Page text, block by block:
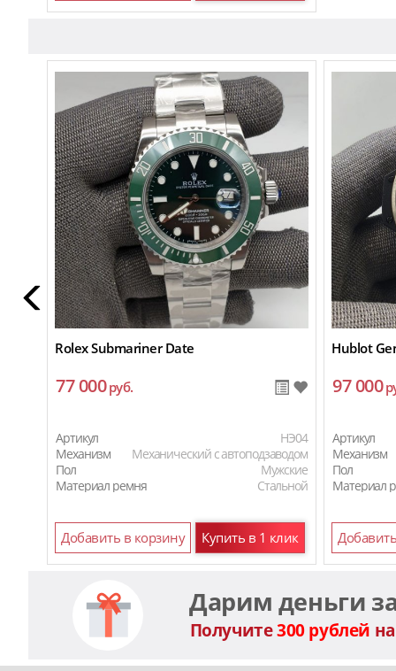
Rolex Submariner Date
77 000руб.
Артикул
HЭ04
Механизм
Механический с автоподзаводом
Пол
Мужские
Материал ремня
Стальной
Добавить в корзину Купить в 1 клик
Hublot
97 000
Артикул
Механизм
Пол
Материал
Дарим деньги
Получите300 рублей